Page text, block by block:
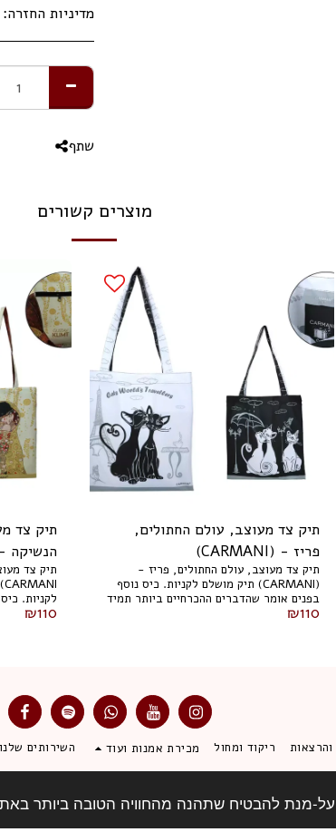
מדיניות החזרה:
שתף
מוצרים קשורים
תיק צד מעוצב, עולם החתולים,
פריז - (CARMANI)
תיק צד מעוצב, עולם החתולים, פריז -
(CARMANI) תיק מושלם לקניות. כיס נוסף
בפנים אומר שהדברים ההכרחיים ביותר תמיד
יהיו בהישג יד, מבלי לחפש אותם בשקית.
₪110
תיק צד
תיק צד
לקניות.
₪110
ריקוד ומחול מכירת אמנות ועוד השירותים שלנו
תנאי שימוש|מדיניות פרטיות